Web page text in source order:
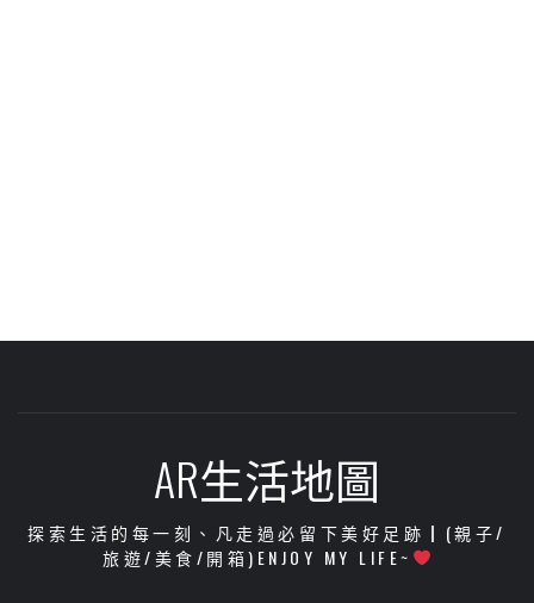
AR生活地圖
探索生活的每一刻、凡走過必留下美好足跡┃(親子/
旅遊/美食/開箱)ENJOY MY LIFE~